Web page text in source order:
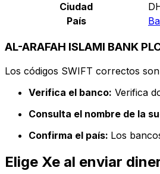
Ciudad
País
AL-ARAFAH ISLAMI BANK
Los códigos SWIFT correctos
Verifica el banco: Verifica
Consulta el nombre de la
Confirma el país: Los
Elige Xe al enviar